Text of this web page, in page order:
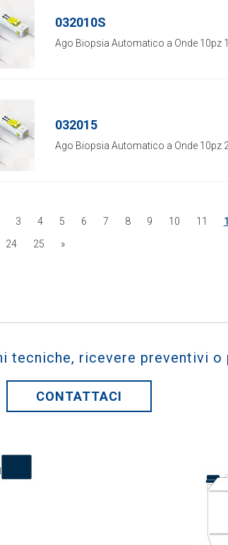
032010S
Ago Biopsia Automatico a Onde 10pz
032015
Ago Biopsia Automatico a Onde 10pz
3 4 5 6 7 8 9 10 11
24 25 »
tecniche, ricevere preventivi o
CONTATTACI